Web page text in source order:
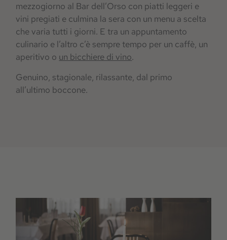
mezzogiorno al Bar dell’Orso con piatti leggeri e
vini pregiati e culmina la sera con un menu a scelta
che varia tutti i giorni. E tra un appuntamento
culinario e l’altro c’è sempre tempo per un caffè, un
aperitivo o un bicchiere di vino.
Genuino, stagionale, rilassante, dal primo
all’ultimo boccone.